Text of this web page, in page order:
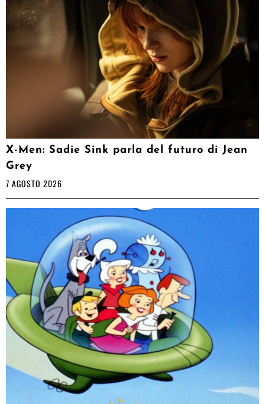
X-Men: Sadie Sink parla del futuro di Jean
Grey
7 AGOSTO 2026